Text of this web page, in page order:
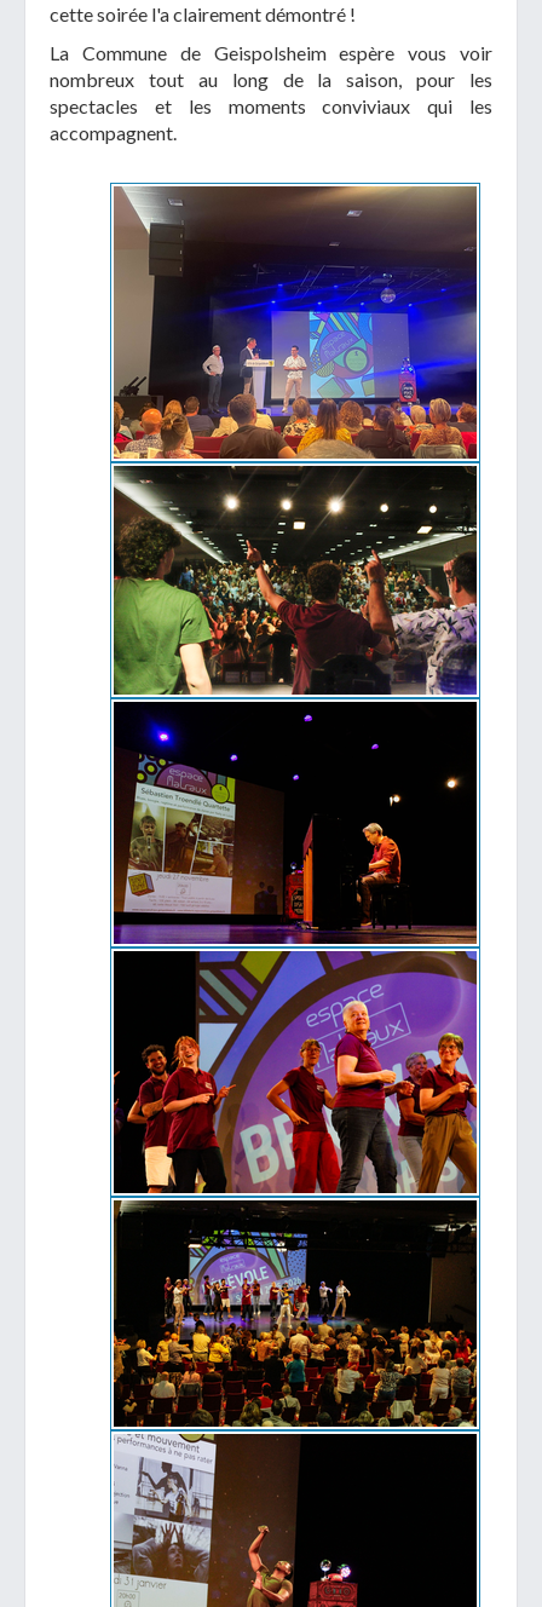
cette soirée l'a clairement démontré !
La Commune de Geispolsheim espère vous voir
nombreux tout au long de la saison, pour les
spectacles et les moments conviviaux qui les
accompagnent.